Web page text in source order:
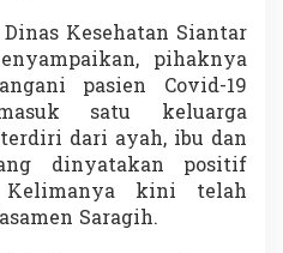
Kesehatan Siantar
pihaknya
pasien Covid-19
satu keluarga
dari ayah, ibu dan
dinyatakan positif
Kelimanya kini telah
Saragih.